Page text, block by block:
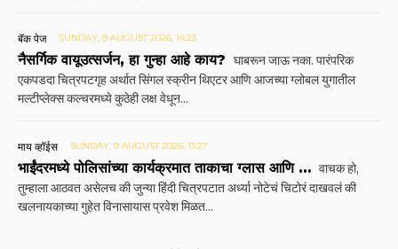
बॅक पेज SUNDAY, 9 AUGUST 2026, 14:23
नैसर्गिक वायूउत्सर्जन, हा गुन्हा आहे काय? घाबरून जाऊ नका. पारंपरिक
एकपडदा चित्रपटगृह अर्थात सिंगल स्क्रीन थिएटर आणि आजच्या ग्लोबल युगातील
मल्टीप्लेक्स कल्चरमध्ये कुठेही लक्ष वेधून...
माय व्हॉईस SUNDAY, 9 AUGUST 2026, 13:27
भाईंदरमध्ये पोलिसांच्या कार्यक्रमात ताकाचा ग्लास आणि … वाचक हो,
तुम्हाला आठवत असेलच की जुन्या हिंदी चित्रपटात अर्ध्या नोटेचं चिटोरं दाखवलं की
खलनायकाच्या गुहेत विनासायास प्रवेश मिळत...